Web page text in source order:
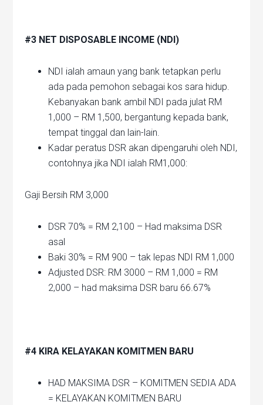
#3 NET DISPOSABLE INCOME (NDI)
NDI ialah amaun yang bank tetapkan perlu
ada pada pemohon sebagai kos sara hidup.
Kebanyakan bank ambil NDI pada julat RM
1,000 – RM 1,500, bergantung kepada bank,
tempat tinggal dan lain-lain.
Kadar peratus DSR akan dipengaruhi oleh NDI,
contohnya jika NDI ialah RM1,000:
Gaji Bersih RM 3,000
DSR 70% = RM 2,100 – Had maksima DSR
asal
Baki 30% = RM 900 – tak lepas NDI RM 1,000
Adjusted DSR: RM 3000 – RM 1,000 = RM
2,000 – had maksima DSR baru 66.67%
#4 KIRA KELAYAKAN KOMITMEN BARU
HAD MAKSIMA DSR – KOMITMEN SEDIA ADA
= KELAYAKAN KOMITMEN BARU